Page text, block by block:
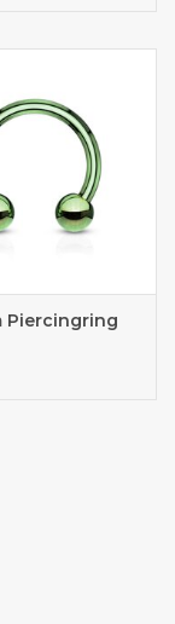
Piercingring